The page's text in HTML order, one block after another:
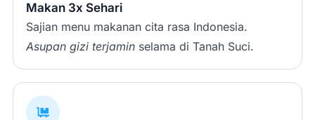
Makan 3x Sehari
Sajian menu makanan cita rasa Indonesia.
Asupan gizi terjamin selama di Tanah Suci.